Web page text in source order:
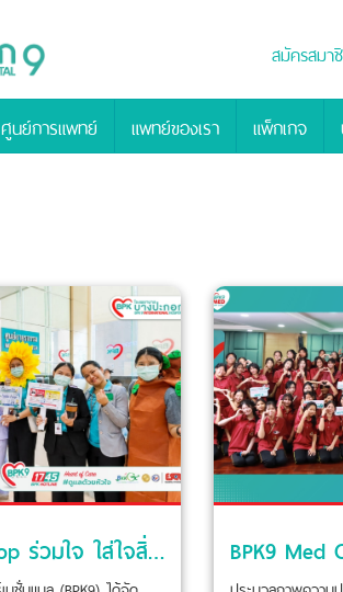
สมัครสมา
ศูนย์การแพทย์ แพทย์ของเรา แพ็กเกจ
BPK9 จัดกิจกรรม Troop ร่วมใจ ใส่ใจสิ่งแวดล้อม ลดการใช้ทรัพยากร เพื่อองค์กรที่ยั่งยืน